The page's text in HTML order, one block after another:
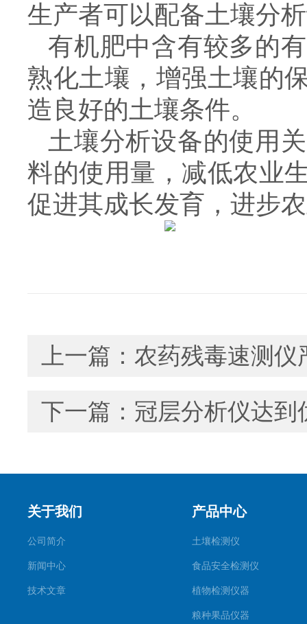
生产者可以配备土壤分
有机肥中含有较多的
熟化土壤，增强土壤的
造良好的土壤条件。
土壤分析设备的使用
料的使用量，减低农业
促进其成长发育，进步
上一篇： 农药残毒速测仪
下一篇： 冠层分析仪达到
关于我们
公司简介
新闻中心
技术文章
产品中心
土壤检测仪
食品安全检测仪
植物检测仪器
粮种果品仪器